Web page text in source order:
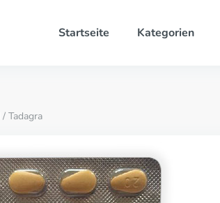
Startseite Kategorien
/ Tadagra